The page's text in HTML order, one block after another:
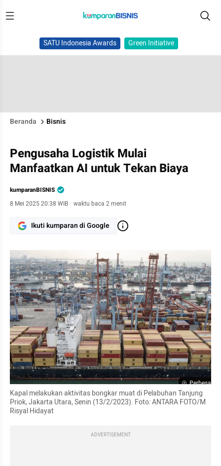
SATU Indonesia Awards Green Initiative
Beranda Bisnis
Pengusaha Logistik Mulai
Manfaatkan AI untuk Tekan Biaya
kumparanBISNIS
8 Mei 2025 20:38 WIB · waktu baca 2 menit
Ikuti kumparan di Google
Perbesar
Kapal melakukan aktivitas bongkar muat di Pelabuhan Tanjung
Priok, Jakarta Utara, Senin (13/2/2023). Foto: ANTARA FOTO/M
Risyal Hidayat
ADVERTISEMENT